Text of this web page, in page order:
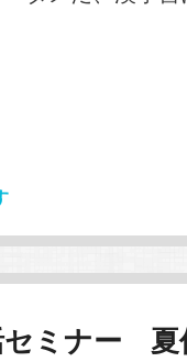
セミナー 夏